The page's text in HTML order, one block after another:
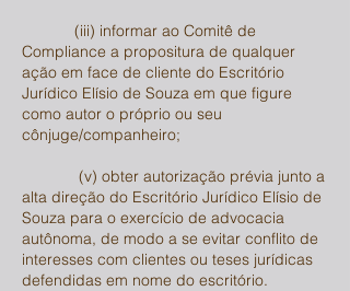
(iii) informar ao Comitê de
Compliance a propositura de qualquer
ação em face de cliente do Escritório
Jurídico Elísio de Souza em que figure
como autor o próprio ou seu
cônjuge/companheiro;
(v) obter autorização prévia junto a
alta direção do Escritório Jurídico Elísio de
Souza para o exercício de advocacia
autônoma, de modo a se evitar conflito de
interesses com clientes ou teses jurídicas
defendidas em nome do escritório.